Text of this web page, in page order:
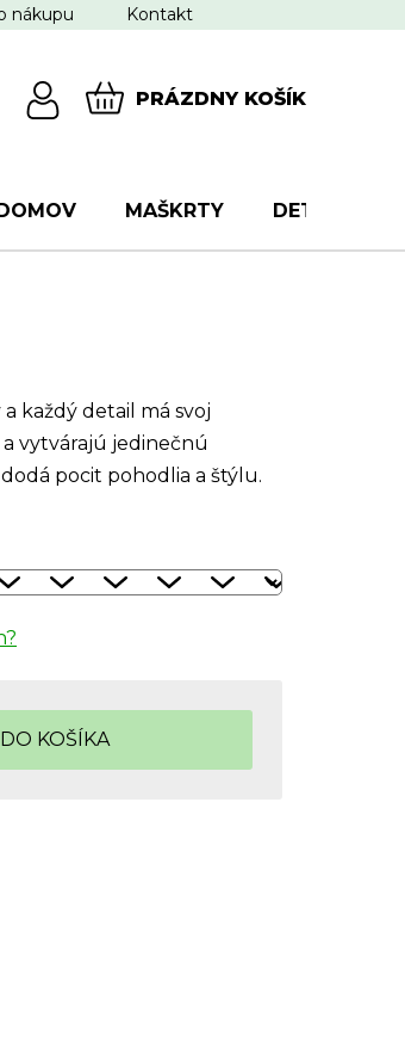
nákupu Kontakt
PRÁZDNY KOŠÍK
MAŠKRTY DETI
každý detail má svoj
vytvárajú jedinečnú
pocit pohodlia a štýlu.
DO KOŠÍKA